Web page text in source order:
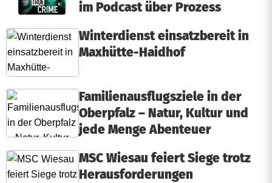
im Podcast über Prozess
Winterdienst einsatzbereit in
Maxhütte-Haidhof
Familienausflugsziele in der
Oberpfalz – Natur, Kultur und
jede Menge Abenteuer
MSC Wiesau feiert Siege trotz
Herausforderungen